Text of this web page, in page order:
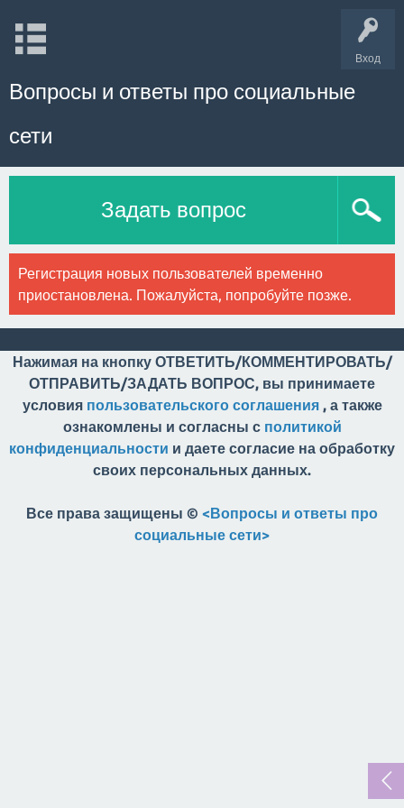
Вход
Вопросы и ответы про социальные
сети
Задать вопрос
Регистрация новых пользователей временно
приостановлена. Пожалуйста, попробуйте позже.
Нажимая на кнопку ОТВЕТИТЬ/КОММЕНТИРОВАТЬ/
ОТПРАВИТЬ/ЗАДАТЬ ВОПРОС, вы принимаете
условия пользовательского соглашения, а также
ознакомлены и согласны с политикой
конфиденциальности и даете согласие на обработку
своих персональных данных.
Все права защищены © <Вопросы и ответы про
социальные сети>